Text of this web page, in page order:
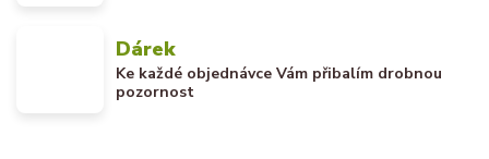
Dárek
Ke každé objednávce Vám přibalím drobnou
pozornost